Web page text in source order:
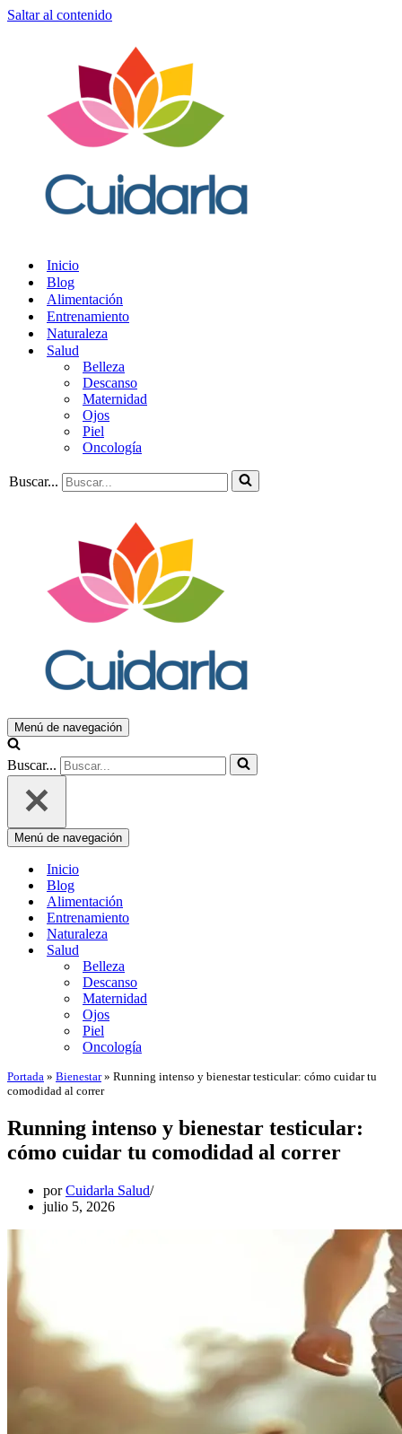
Saltar al contenido
Inicio
Blog
Alimentación
Entrenamiento
Naturaleza
Salud
Belleza
Descanso
Maternidad
Ojos
Piel
Oncología
Buscar...
Menú de navegación
Buscar...
Menú de navegación
Inicio
Blog
Alimentación
Entrenamiento
Naturaleza
Salud
Belleza
Descanso
Maternidad
Ojos
Piel
Oncología
Portada » Bienestar» Running intenso y bienestar testicular: cómo cuidar tu
comodidad al correr
Running intenso y bienestar testicular:
cómo cuidar tu comodidad al correr
porCuidarla Salud
julio 5, 2026